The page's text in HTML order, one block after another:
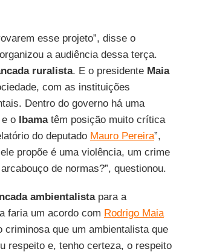
esse projeto”, disse o
a audiência dessa terça.
ruralista. E o presidente Maia
com as instituições
Dentro do governo há uma
o Ibamatêm posição muito crítica
do deputado Mauro Pereira”,
propõe é uma violência, um crime
de normas?”, questionou.
ambientalistapara a
faria um acordo com Rodrigo Maia
que um ambientalista que
respeito e, tenho certeza, o respeito